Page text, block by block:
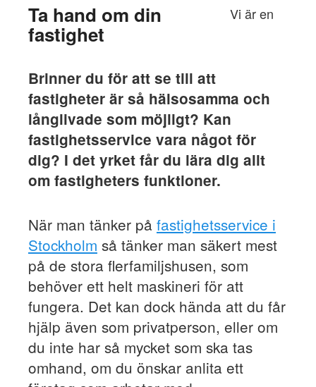
Ta hand om din
fastighet
Brinner du för att se till att
fastigheter är så hälsosamma och
långlivade som möjligt? Kan
fastighetsservice vara något för
dig? I det yrket får du lära dig allt
om fastigheters funktioner.
När man tänker på fastighetsservice i
Stockholm så tänker man säkert mest
på de stora flerfamiljshusen, som
behöver ett helt maskineri för att
fungera. Det kan dock hända att du får
hjälp även som privatperson, eller om
du inte har så mycket som ska tas
omhand, om du önskar anlita ett
Vi är en